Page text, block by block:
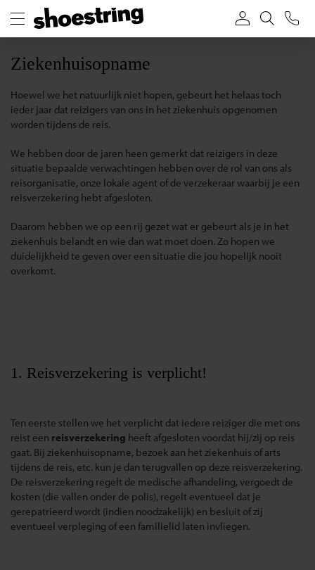
Ziekenhuisopname
Hoewel we het natuurlijk niet hopen, gebeurt het helaas toch
ieder jaar dat reizigers van ons in het ziekenhuis opgenomen
worden tijdens de reis.
We hebben door de jaren heen gemerkt dat reizigers in deze
situatie bepaalde verwachtingen hebben over de rol van ons als
reisorganisatie, onze lokale agent of de verzekeraar waarbij je een
reisverzekering hebt afgesloten.
Daarom hebben we op een rij gezet wat er gebeurt als je in het
ziekenhuis belandt en wie dan wat moet doen. Zo hopen we
duidelijkheid te geven over een situatie die jou hopelijk nooit
overkomt.
1. Reisverzekering is verplicht!
Ten eerste stellen we het verplicht dat iedere reiziger die met ons
reist een reisverzekering heeft afgesloten voordat hij/zij op reis
gaat. Bij ziekenhuisopname, bezoek aan het ziekenhuis of arts
tijdens de reis, etc. kun je dan terugvallen op deze reisverzekering.
De reisverzekering regelt de medische afhandeling, vergoedt de
kosten (die vallen onder de polis), regelt eventueel dat je
gerepatrieerd wordt (indien noodzakelijk) en besluit of zij
eventueel verpleging of een familielid laten invliegen.